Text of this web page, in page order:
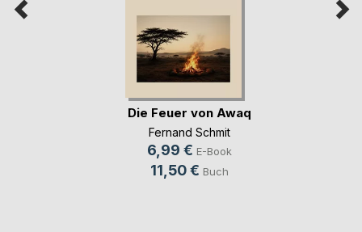
Die Feuer von Awaq
Fernand Schmit
6,99 € E-Book
11,50 € Buch